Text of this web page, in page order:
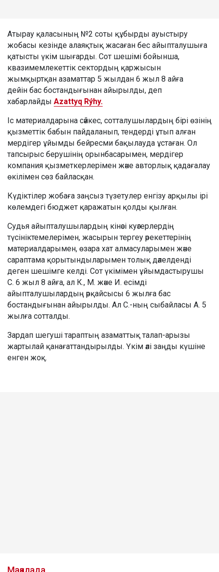
Атырау қаласының №2 соты құбырды ауыстыру
жобасы кезінде алаяқтық жасаған бес айыпталушыға
қатысты үкім шығарды. Сот шешімі бойынша,
квазимемлекеттік сектордың қаржысын
жымқыртқан азаматтар 5 жылдан 6 жыл 8 айға
дейін бас бостандығынан айырылды, деп
хабарлайды Azattyq Rýhy.
Іс материалдарына сәйкес, сотталушылардың бірі өзінің
қызметтік бабын пайдаланып, тендерді ұтып алған
мердігер ұйымды бейресми бақылауда ұстаған. Ол
тапсырыс берушінің орынбасарымен, мердігер
компания қызметкерлерімен және авторлық қадағалау
өкілімен сөз байласқан.
Күдіктілер жобаға заңсыз түзетулер енгізу арқылы ірі
көлемдегі бюджет қаражатын қолды қылған.
Судья айыпталушылардың кінәсі куәгерлердің
түсініктемелерімен, жасырын тергеу әрекеттерінің
материалдарымен, өзара хат алмасуларымен және
сараптама қорытындыларымен толық дәлелденді
деген шешімге келді. Сот үкімімен ұйымдастырушы
С. 6 жыл 8 айға, ал К., М. және И. есімді
айыпталушылардың әрқайсысы 6 жылға бас
бостандығынан айырылды. Ал С.-ның сыбайласы А. 5
жылға сотталды.
Зардап шегуші тараптың азаматтық талап-арызы
жартылай қанағаттандырылды. Үкім әлі заңды күшіне
енген жоқ.
Мақалада